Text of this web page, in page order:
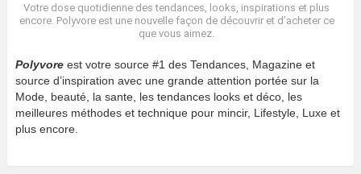
Votre dose quotidienne des tendances, looks, inspirations et plus
encore. Polyvore est une nouvelle façon de découvrir et d’acheter ce
que vous aimez.
Polyvore est votre source #1 des Tendances, Magazine et
source d’inspiration avec une grande attention portée sur la
Mode, beauté, la sante, les tendances looks et déco, les
meilleures méthodes et technique pour mincir, Lifestyle, Luxe et
plus encore.